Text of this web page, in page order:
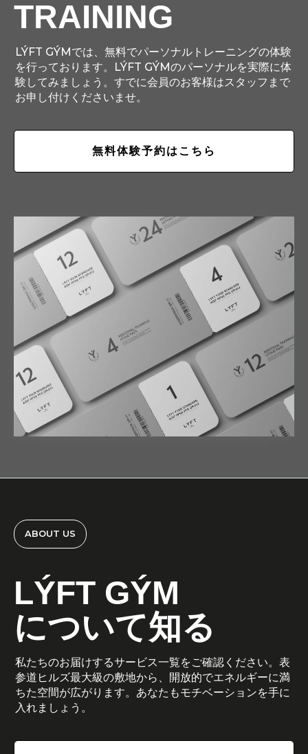
TRAINING
LÝFT GÝMでは、無料でパーソナルトレーニングの体験
を行っております。LÝFT GÝMのパーソナルを実際に体
験してみましょう。すでに会員のお客様はスタッフまで
お申し付けくださいませ。
無料体験予約はこちら
ABOUT US
LÝFT GÝM
について知る
私たちのお届けするサービス一覧をご確認ください。表
参道ヒルズ最大級の敷地から、開放的でエネルギーに満
ちた空間が広がります。あなたもモチベーションを手に
入れましょう。